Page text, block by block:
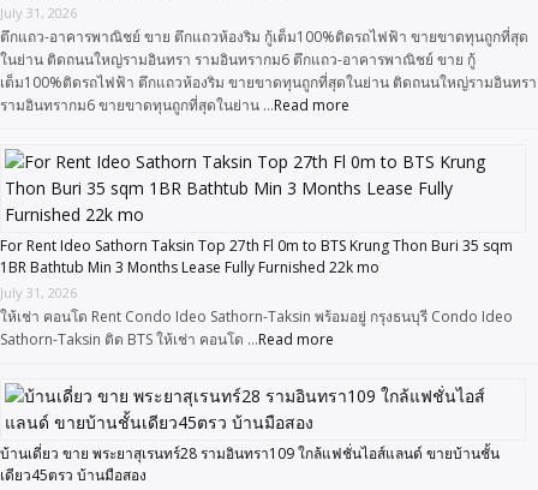
July 31, 2026
ตึกแถว-อาคารพาณิชย์ ขาย ตึกแถวห้องริม กู้เต็ม100%ติดรถไฟฟ้า ขายขาดทุนถูกที่สุด
ในย่าน ติดถนนใหญ่รามอินทรา รามอินทรากม6 ตึกแถว-อาคารพาณิชย์ ขาย กู้
เต็ม100%ติดรถไฟฟ้า ตึกแถวห้องริม ขายขาดทุนถูกที่สุดในย่าน ติดถนนใหญ่รามอินทรา
รามอินทรากม6 ขายขาดทุนถูกที่สุดในย่าน …Read more
For Rent Ideo Sathorn Taksin Top 27th Fl 0m to BTS Krung Thon Buri 35 sqm
1BR Bathtub Min 3 Months Lease Fully Furnished 22k mo
July 31, 2026
ให้เช่า คอนโด Rent Condo Ideo Sathorn-Taksin พร้อมอยู่ กรุงธนบุรี Condo Ideo
Sathorn-Taksin ติด BTS ให้เช่า คอนโด …Read more
บ้านเดี่ยว ขาย พระยาสุเรนทร์28 รามอินทรา109 ใกล้แฟชั่นไอส์แลนด์ ขายบ้านชั้น
เดียว45ตรว บ้านมือสอง